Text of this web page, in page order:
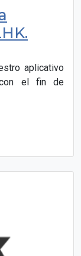
aplicativo
con el fin de